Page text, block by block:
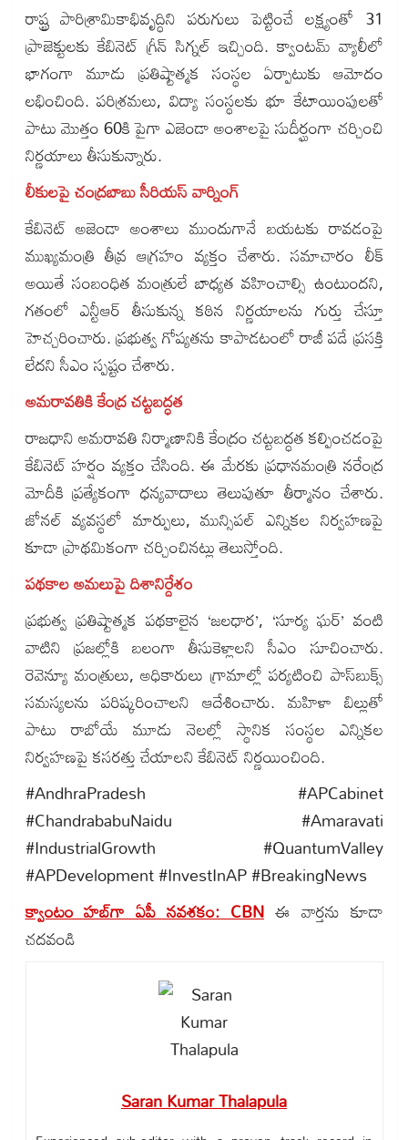
రాష్ట్ర పారిశ్రామికాభివృద్ధిని పరుగులు పెట్టించే లక్ష్యంతో 31
ప్రాజెక్టులకు కేబినెట్ గ్రీన్ సిగ్నల్ ఇచ్చింది. క్వాంటమ్ వ్యాలీలో
భాగంగా మూడు ప్రతిష్టాత్మక సంస్థల ఏర్పాటుకు ఆమోదం
లభించింది. పరిశ్రమలు, విద్యా సంస్థలకు భూ కేటాయింపులతో
పాటు మొత్తం 60కి పైగా ఎజెండా అంశాలపై సుదీర్ఘంగా చర్చించి
నిర్ణయాలు తీసుకున్నారు.
లీకులపై చంద్రబాబు సీరియస్ వార్నింగ్
కేబినెట్ అజెండా అంశాలు ముందుగానే బయటకు రావడంపై
ముఖ్యమంత్రి తీవ్ర ఆగ్రహం వ్యక్తం చేశారు. సమాచారం లీక్
అయితే సంబంధిత మంత్రులే బాధ్యత వహించాల్సి ఉంటుందని,
గతంలో ఎన్టీఆర్ తీసుకున్న కఠిన నిర్ణయాలను గుర్తు చేస్తూ
హెచ్చరించారు. ప్రభుత్వ గోప్యతను కాపాడటంలో రాజీ పడే ప్రసక్తి
లేదని సీఎం స్పష్టం చేశారు.
అమరావతికి కేంద్ర చట్టబద్ధత
రాజధాని అమరావతి నిర్మాణానికి కేంద్రం చట్టబద్ధత కల్పించడంపై
కేబినెట్ హర్షం వ్యక్తం చేసింది. ఈ మేరకు ప్రధానమంత్రి నరేంద్ర
మోదీకి ప్రత్యేకంగా ధన్యవాదాలు తెలుపుతూ తీర్మానం చేశారు.
జోనల్ వ్యవస్థలో మార్పులు, మున్సిపల్ ఎన్నికల నిర్వహణపై
కూడా ప్రాథమికంగా చర్చించినట్లు తెలుస్తోంది.
పథకాల అమలుపై దిశానిర్దేశం
ప్రభుత్వ ప్రతిష్టాత్మక పథకాలైన ‘జలధార’, ‘సూర్య ఘర్’ వంటి
వాటిని ప్రజల్లోకి బలంగా తీసుకెళ్లాలని సీఎం సూచించారు.
రెవెన్యూ మంత్రులు, అధికారులు గ్రామాల్లో పర్యటించి పాస్‌బుక్స్
సమస్యలను పరిష్కరించాలని ఆదేశించారు. మహిళా బిల్లుతో
పాటు రాబోయే మూడు నెలల్లో స్థానిక సంస్థల ఎన్నికల
నిర్వహణపై కసరత్తు చేయాలని కేబినెట్ నిర్ణయించింది.
#AndhraPradesh #APCabinet
#ChandrababuNaidu #Amaravati
#IndustrialGrowth #QuantumValley
#APDevelopment #InvestInAP #BreakingNews
క్వాంటం హబ్‌గా ఏపీ నవశకం: CBNఈ వార్తను కూడా
చదవండి
Saran Kumar Thalapula